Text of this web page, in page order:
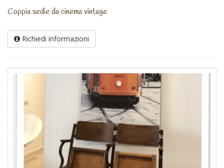
Coppia sedie da cinema vintage
Richiedi informazioni